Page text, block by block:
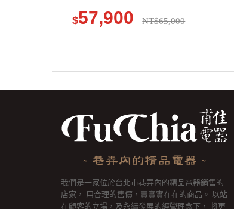
$57,900 NT$65,000
我們是一家位於台北市巷弄內的精品電器銷售的
店家， 用合理的售價，賣實實在在的商品。 以站
在顧客的立場，及永續發展的經營理念下， 將更